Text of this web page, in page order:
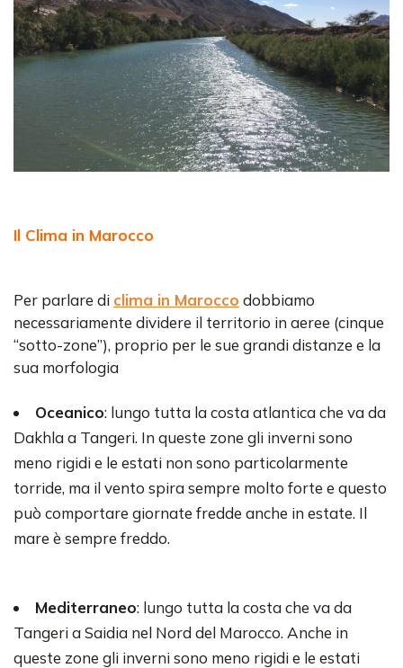
Il Clima in Marocco
Per parlare di clima in Marocco dobbiamo
necessariamente dividere il territorio in aeree (cinque
“sotto-zone”), proprio per le sue grandi distanze e la
sua morfologia
Oceanico: lungo tutta la costa atlantica che va da
Dakhla a Tangeri. In queste zone gli inverni sono
meno rigidi e le estati non sono particolarmente
torride, ma il vento spira sempre molto forte e questo
può comportare giornate fredde anche in estate. Il
mare è sempre freddo.
Mediterraneo: lungo tutta la costa che va da
Tangeri a Saidia nel Nord del Marocco. Anche in
queste zone gli inverni sono meno rigidi e le estati